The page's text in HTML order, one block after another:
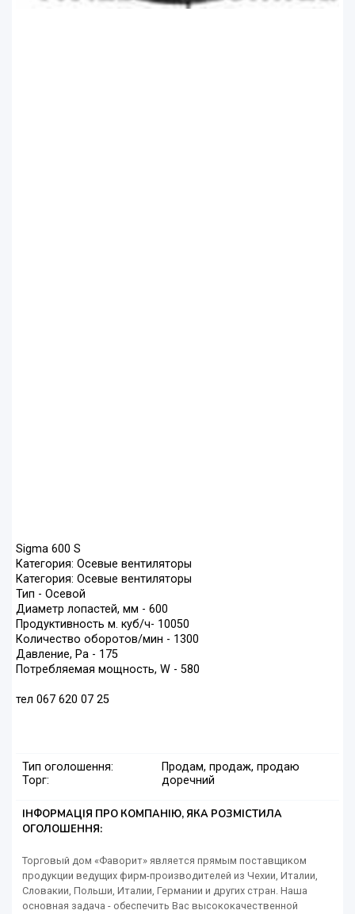
Sigma 600 S
Категория: Осевые вентиляторы
Категория: Осевые вентиляторы
Тип - Осевой
Диаметр лопастей, мм - 600
Продуктивность м. куб/ч- 10050
Количество оборотов/мин - 1300
Давление, Ра - 175
Потребляемая мощность, W - 580
тел 067 620 07 25
Тип оголошення:
Продам, продаж, продаю
Торг:
доречний
ІНФОРМАЦІЯ ПРО КОМПАНІЮ, ЯКА РОЗМІСТИЛА
ОГОЛОШЕННЯ:
Торговый дом «Фаворит» является прямым поставщиком
продукции ведущих фирм-производителей из Чехии, Италии,
Словакии, Польши, Италии, Германии и других стран. Наша
основная задача - обеспечить Вас высококачественной